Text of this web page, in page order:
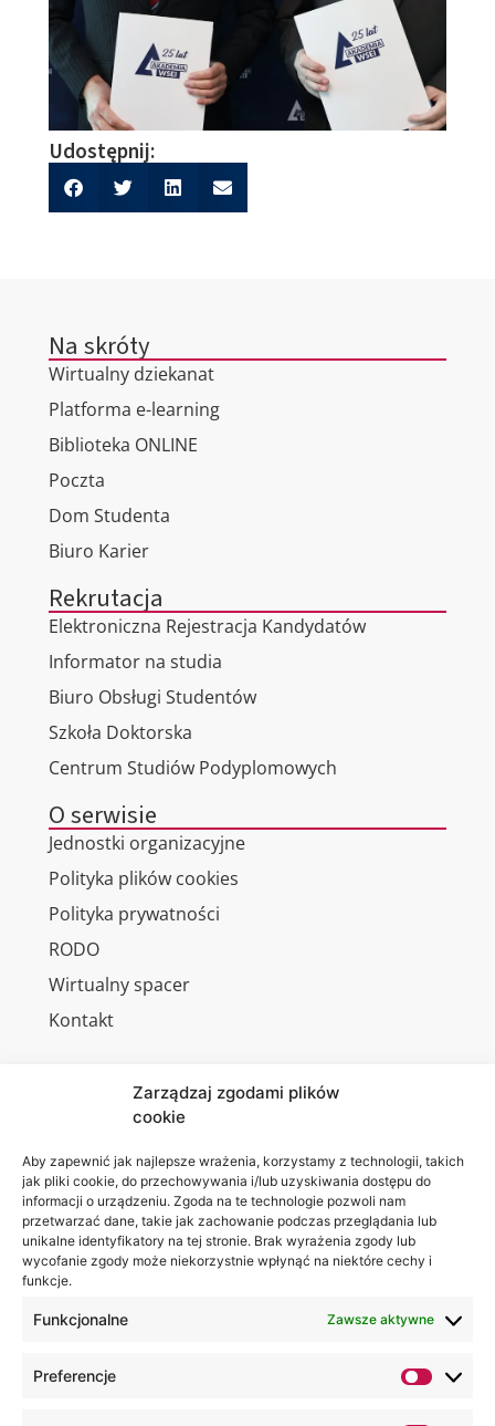
Zarządzaj zgodami plików
cookie
Aby zapewnić jak najlepsze wrażenia, korzystamy z technologii, takich
jak pliki cookie, do przechowywania i/lub uzyskiwania dostępu do
informacji o urządzeniu. Zgoda na te technologie pozwoli nam
przetwarzać dane, takie jak zachowanie podczas przeglądania lub
unikalne identyfikatory na tej stronie. Brak wyrażenia zgody lub
wycofanie zgody może niekorzystnie wpłynąć na niektóre cechy i
funkcje.
Funkcjonalne Zawsze aktywne
Preferencje
Udostępnij:
Na skróty
Wirtualny dziekanat
Platforma e-learning
Biblioteka ONLINE
Poczta
Dom Studenta
Biuro Karier
Rekrutacja
Elektroniczna Rejestracja Kandydatów
Informator na studia
Biuro Obsługi Studentów
Szkoła Doktorska
Centrum Studiów Podyplomowych
O serwisie
Jednostki organizacyjne
Polityka plików cookies
Polityka prywatności
RODO
Wirtualny spacer
Kontakt
Akademia
WSEI
ul.
Projektowa
4